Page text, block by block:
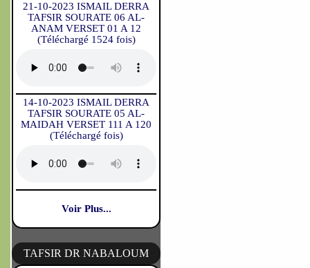
21-10-2023 ISMAIL DERRA
TAFSIR SOURATE 06 AL-
ANAM VERSET 01 A 12
(Téléchargé 1524 fois)
14-10-2023 ISMAIL DERRA
TAFSIR SOURATE 05 AL-
MAIDAH VERSET 111 A 120
(Téléchargé fois)
Voir Plus...
TAFSIR DR NABALOUM